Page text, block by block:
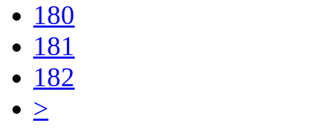
180
181
182
>